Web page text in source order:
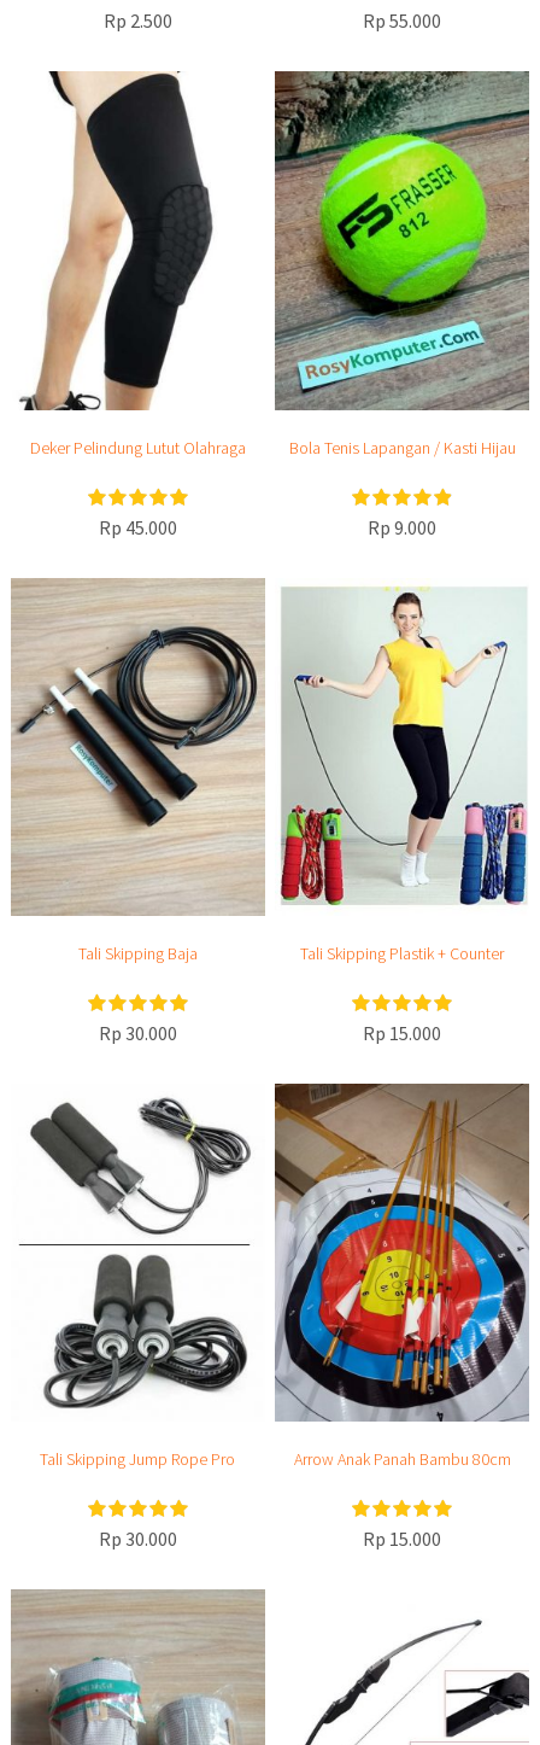
Rp 2.500 Rp 55.000
Deker Pelindung Lutut Olahraga
Rp 45.000
Bola Tenis Lapangan / Kasti Hijau
Rp 9.000
Tali Skipping Baja
Rp 30.000
Tali Skipping Plastik + Counter
Rp 15.000
Tali Skipping Jump Rope Pro
Rp 30.000
Arrow Anak Panah Bambu 80cm
Rp 15.000